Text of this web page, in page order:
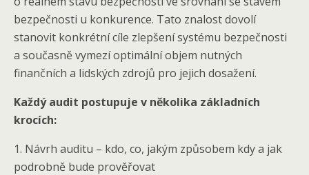
bezpečnosti u konkurence. Tato znalost dovolí
stanovit konkrétní cíle zlepšení systému bezpečnosti
a současně vymezí optimální objem nutných
finančních a lidských zdrojů pro jejich dosažení.
Každý audit postupuje v několika základních
krocích:
1. Návrh auditu – kdo, co, jakým způsobem kdy a jak
podrobně bude prověřovat